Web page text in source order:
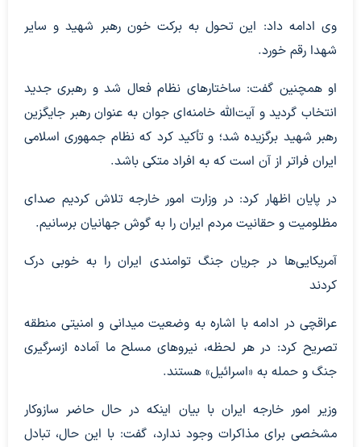
وی ادامه داد: این تحول به برکت خون رهبر شهید و سایر
شهدا رقم خورد.
او همچنین گفت: ساختارهای نظام فعال شد و رهبری جدید
انتخاب گردید و آیت‌الله خامنه‌ای جوان به عنوان رهبر جایگزین
رهبر شهید برگزیده شد؛ و تأکید کرد که نظام جمهوری اسلامی
ایران فراتر از آن است که به افراد متکی باشد.
در پایان اظهار کرد: در وزارت امور خارجه تلاش کردیم صدای
مظلومیت و حقانیت مردم ایران را به گوش جهانیان برسانیم.
آمریکایی‌ها در جریان جنگ توامندی ایران را به خوبی درک
کردند
عراقچی در ادامه با اشاره به وضعیت میدانی و امنیتی منطقه
تصریح کرد: در هر لحظه، نیروهای مسلح ما آماده ازسرگیری
جنگ و حمله به «اسرائیل» هستند.
وزیر امور خارجه ایران با بیان اینکه در حال حاضر سازوکار
مشخصی برای مذاکرات وجود ندارد، گفت: با این حال، تبادل